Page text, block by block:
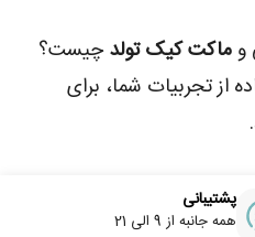
وماکت کیک تولدچیست؟
از تجربیات شما، برای
پشتیبانی
همه جانبه از 9 الی 21